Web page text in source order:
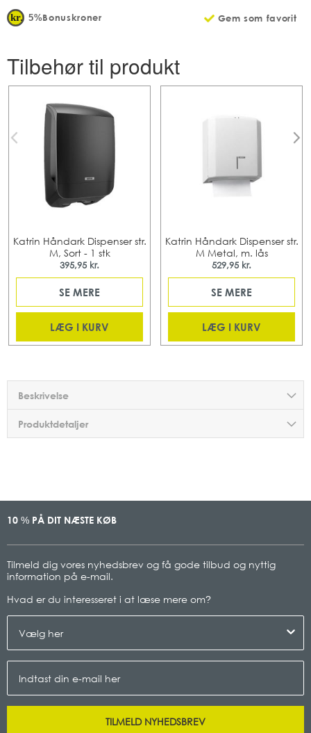
Gem som favorit
5%Bonuskroner
Tilbehør til produkt
Katrin Håndark Dispenser str.
M, Sort - 1 stk
395,95 kr.
SE MERE
LÆG I KURV
Katrin Håndark Dispenser str.
M Metal, m. lås
529,95 kr.
SE MERE
LÆG I KURV
Beskrivelse
Produktdetaljer
10 % PÅ DIT NÆSTE KØB
Tilmeld dig vores nyhedsbrev og få gode tilbud og nyttig
information på e-mail.
Hvad er du interesseret i at læse mere om?
TILMELD NYHEDSBREV